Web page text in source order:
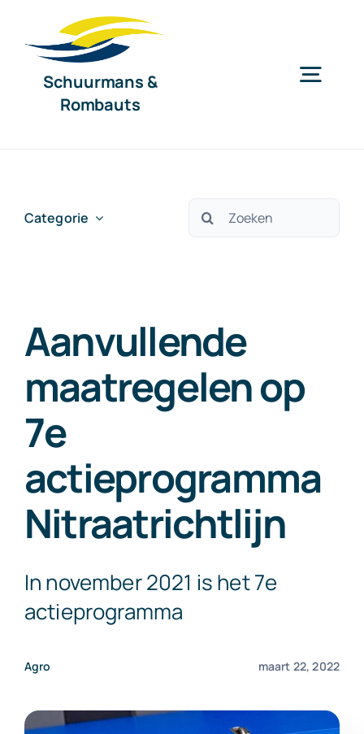
naar
Schuurmans &
Rombauts
Exact Online
Categorie
Zoeken
Aanvullende
maatregelen op
7e
actieprogramma
Nitraatrichtlijn
In november 2021 is het 7e
actieprogramma
Agro maart 22, 2022